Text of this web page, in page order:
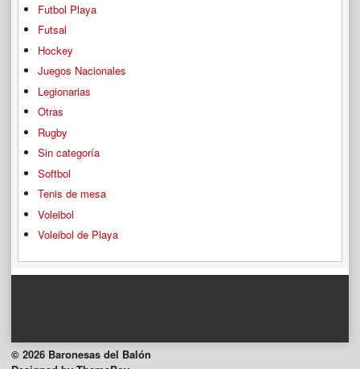
Futbol Playa
Futsal
Hockey
Juegos Nacionales
Legionarias
Otras
Rugby
Sin categoría
Softbol
Tenis de mesa
Voleibol
Voleibol de Playa
© 2026 Baronesas del Balón